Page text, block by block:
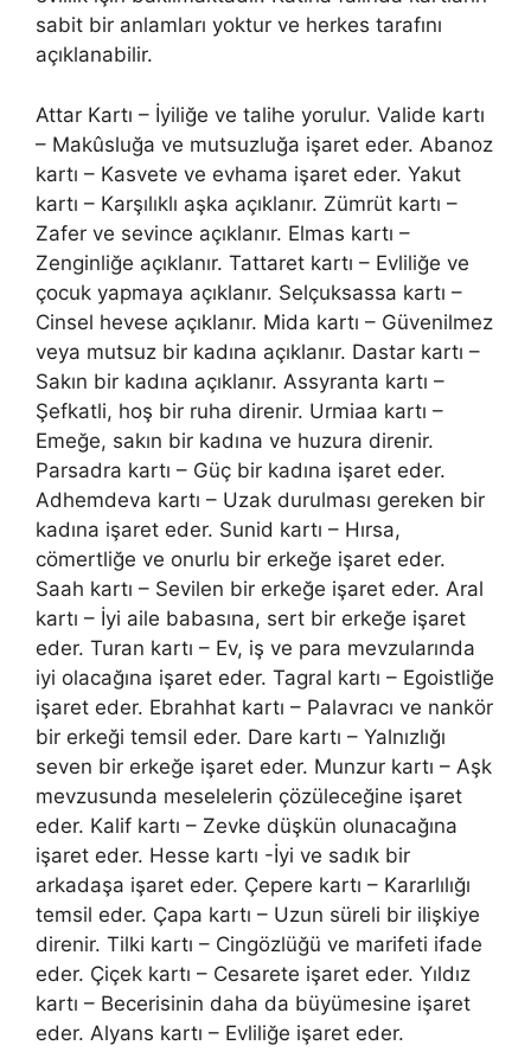
sabit bir anlamları yoktur ve herkes tarafını
açıklanabilir.
Attar Kartı – İyiliğe ve talihe yorulur. Valide kartı
– Makûsluğa ve mutsuzluğa işaret eder. Abanoz
kartı – Kasvete ve evhama işaret eder. Yakut
kartı – Karşılıklı aşka açıklanır. Zümrüt kartı –
Zafer ve sevince açıklanır. Elmas kartı –
Zenginliğe açıklanır. Tattaret kartı – Evliliğe ve
çocuk yapmaya açıklanır. Selçuksassa kartı –
Cinsel hevese açıklanır. Mida kartı – Güvenilmez
veya mutsuz bir kadına açıklanır. Dastar kartı –
Sakın bir kadına açıklanır. Assyranta kartı –
Şefkatli, hoş bir ruha direnir. Urmiaa kartı –
Emeğe, sakın bir kadına ve huzura direnir.
Parsadra kartı – Güç bir kadına işaret eder.
Adhemdeva kartı – Uzak durulması gereken bir
kadına işaret eder. Sunid kartı – Hırsa,
cömertliğe ve onurlu bir erkeğe işaret eder.
Saah kartı – Sevilen bir erkeğe işaret eder. Aral
kartı – İyi aile babasına, sert bir erkeğe işaret
eder. Turan kartı – Ev, iş ve para mevzularında
iyi olacağına işaret eder. Tagral kartı – Egoistliğe
işaret eder. Ebrahhat kartı – Palavracı ve nankör
bir erkeği temsil eder. Dare kartı – Yalnızlığı
seven bir erkeğe işaret eder. Munzur kartı – Aşk
mevzusunda meselelerin çözüleceğine işaret
eder. Kalif kartı – Zevke düşkün olunacağına
işaret eder. Hesse kartı -İyi ve sadık bir
arkadaşa işaret eder. Çepere kartı – Kararlılığı
temsil eder. Çapa kartı – Uzun süreli bir ilişkiye
direnir. Tilki kartı – Cingözlüğü ve marifeti ifade
eder. Çiçek kartı – Cesarete işaret eder. Yıldız
kartı – Becerisinin daha da büyümesine işaret
eder. Alyans kartı – Evliliğe işaret eder.